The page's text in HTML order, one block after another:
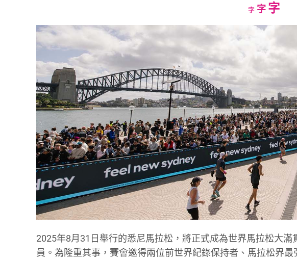
字Decrease
字Reset
字
2025年8月31日舉行的悉尼馬拉松，將正式成為世界馬拉松大
員。為隆重其事，賽會邀得兩位前世界紀錄保持者、馬拉松界